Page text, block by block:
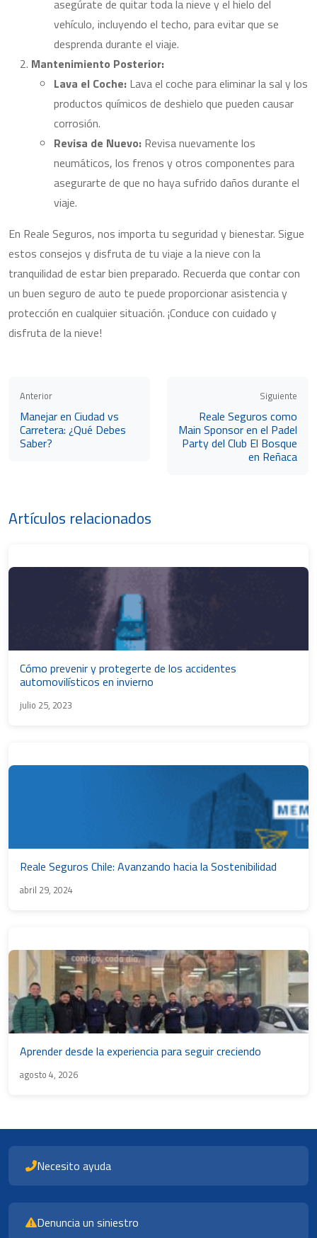
asegúrate de quitar toda la nieve y el hielo del
vehículo, incluyendo el techo, para evitar que se
desprenda durante el viaje.
Mantenimiento Posterior:
Lava el Coche: Lava el coche para eliminar la sal y los
productos químicos de deshielo que pueden causar
corrosión.
Revisa de Nuevo: Revisa nuevamente los
neumáticos, los frenos y otros componentes para
asegurarte de que no haya sufrido daños durante el
viaje.
En Reale Seguros, nos importa tu seguridad y bienestar. Sigue
estos consejos y disfruta de tu viaje a la nieve con la
tranquilidad de estar bien preparado. Recuerda que contar con
un buen seguro de auto te puede proporcionar asistencia y
protección en cualquier situación. ¡Conduce con cuidado y
disfruta de la nieve!
Anterior
Manejar en Ciudad vs
Carretera: ¿Qué Debes
Saber?
Siguiente
Reale Seguros como
Main Sponsor en el Padel
Party del Club El Bosque
en Reñaca
Artículos relacionados
Cómo prevenir y protegerte de los accidentes
automovilísticos en invierno
julio 25, 2023
Reale Seguros Chile: Avanzando hacia la Sostenibilidad
abril 29, 2024
Aprender desde la experiencia para seguir creciendo
agosto 4, 2026
Necesito ayuda
Denuncia un siniestro